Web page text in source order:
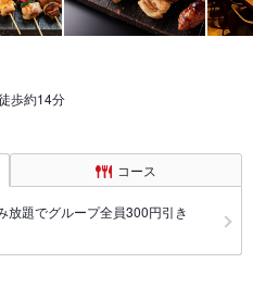
歩約14分
コース
放題でグループ全員300円引き